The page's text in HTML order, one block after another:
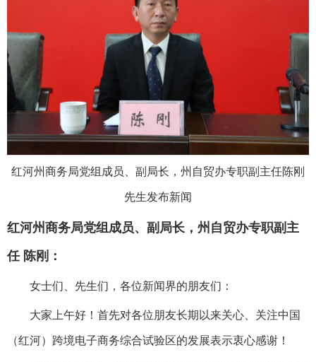
红河州商务局党组成员、副局长，州自贸办专职副主任陈刚
先生发布新闻
红河州商务局党组成员、副局长，州自贸办专职副主
任 陈刚：
女士们、先生们，各位新闻界的朋友们：
大家上午好！首先对各位朋友长期以来关心、关注中国
（红河）跨境电子商务综合试验区的发展表示衷心感谢！